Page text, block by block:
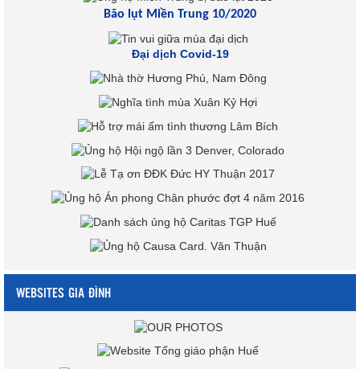
Bão lụt Miền Trung 10/2020
Đại dịch Covid-19
WEBSITES GIA ĐÌNH